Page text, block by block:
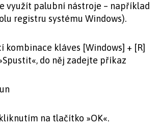
využít palubní nástroje – například
registru systému Windows).
kombinace kláves [Windows] + [R]
do něj zadejte příkaz
na tlačítko »OK«.